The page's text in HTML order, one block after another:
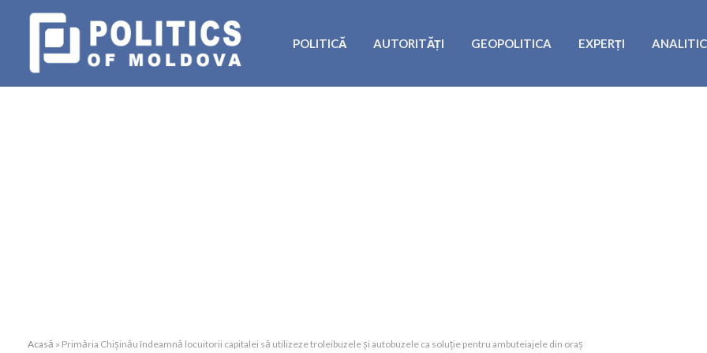
POLITICĂ AUTORITĂȚI GEOPOLITICA EXPERȚI
Acasă » Primăria Chișinău îndeamnă locuitorii capitalei să utilizeze troleibuzele și autobuzele ca soluție pentru ambuteiajele din oraş